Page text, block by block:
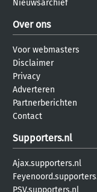
Nieuwsarchief
Over ons
Voor webmasters
Disclaimer
Privacy
Adverteren
Partnerberichten
Contact
Supporters.nl
Ajax.supporters.nl
PSV.supporters.nl